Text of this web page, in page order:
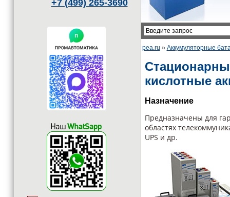
+7 (499) 265-3690
pea.ru » Аккумуляторные
кислотные
Назначение
Предназначены для
областях
UPS и др.